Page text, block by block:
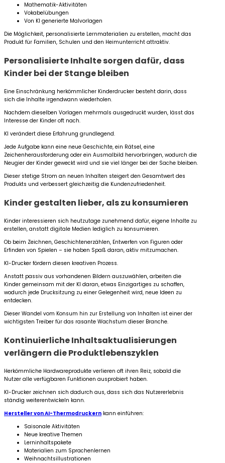
Mathematik-Aktivitäten
Vokabelübungen
Von KI generierte Malvorlagen
Die Möglichkeit, personalisierte Lernmaterialien zu erstellen, macht das
Produkt für Familien, Schulen und den Heimunterricht attraktiv.
Personalisierte Inhalte sorgen dafür, dass
Kinder bei der Stange bleiben
Eine Einschränkung herkömmlicher Kinderdrucker besteht darin, dass
sich die Inhalte irgendwann wiederholen.
Nachdem dieselben Vorlagen mehrmals ausgedruckt wurden, lässt das
Interesse der Kinder oft nach.
KI verändert diese Erfahrung grundlegend.
Jede Aufgabe kann eine neue Geschichte, ein Rätsel, eine
Zeichenherausforderung oder ein Ausmalbild hervorbringen, wodurch die
Neugier der Kinder geweckt wird und sie viel länger bei der Sache bleiben.
Dieser stetige Strom an neuen Inhalten steigert den Gesamtwert des
Produkts und verbessert gleichzeitig die Kundenzufriedenheit.
Kinder gestalten lieber, als zu konsumieren
Kinder interessieren sich heutzutage zunehmend dafür, eigene Inhalte zu
erstellen, anstatt digitale Medien lediglich zu konsumieren.
Ob beim Zeichnen, Geschichtenerzählen, Entwerfen von Figuren oder
Erfinden von Spielen – sie haben Spaß daran, aktiv mitzumachen.
KI-Drucker fördern diesen kreativen Prozess.
Anstatt passiv aus vorhandenen Bildern auszuwählen, arbeiten die
Kinder gemeinsam mit der KI daran, etwas Einzigartiges zu schaffen,
wodurch jede Drucksitzung zu einer Gelegenheit wird, neue Ideen zu
entdecken.
Dieser Wandel vom Konsum hin zur Erstellung von Inhalten ist einer der
wichtigsten Treiber für das rasante Wachstum dieser Branche.
Kontinuierliche Inhaltsaktualisierungen
verlängern die Produktlebenszyklen
Herkömmliche Hardwareprodukte verlieren oft ihren Reiz, sobald die
Nutzer alle verfügbaren Funktionen ausprobiert haben.
KI-Drucker zeichnen sich dadurch aus, dass sich das Nutzererlebnis
ständig weiterentwickeln kann.
Hersteller von AI-Thermodruckern kann einführen:
Saisonale Aktivitäten
Neue kreative Themen
Lerninhaltspakete
Materialien zum Sprachenlernen
Weihnachtsillustrationen